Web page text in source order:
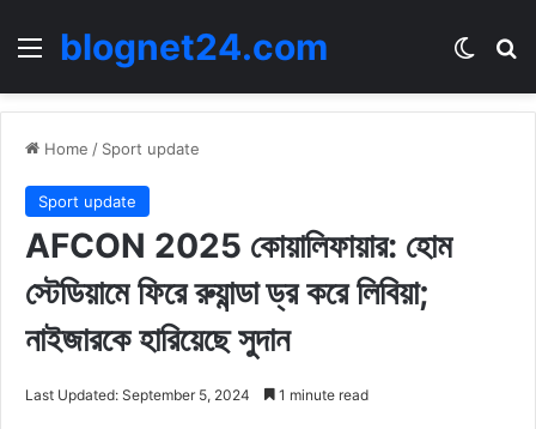
Menublognet24.com
Home / Sport update
Sport update
AFCON 2025 কোয়ালিফায়ার: হোম
স্টেডিয়ামে ফিরে রুয়ান্ডা ড্র করে লিবিয়া;
নাইজারকে হারিয়েছে সুদান
Last Updated: September 5, 2024 1 minute read